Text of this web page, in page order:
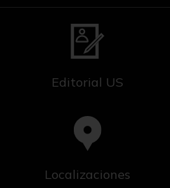
Editorial US
Localizaciones